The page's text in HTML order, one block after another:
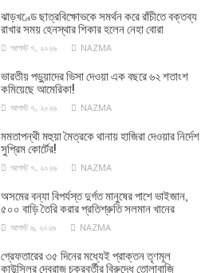
ঝাড়খণ্ডে ছাত্রবিক্ষোভকে সমর্থন করে রাঁচীতে বক্তব্য
রাখার সময় হেনস্থার শিকার হলেন নেহা বোরা
আগস্ট ৭, ২০২৬ NAZMA
ভারতীয় পড়ুয়াদের ভিসা দেওয়া এক বছরে ৬২ শতাংশ
কমিয়েছে আমেরিকা!
আগস্ট ৭, ২০২৬ NAZMA
মমতাপন্থী মহুয়া মৈত্রকে থানায় হাজিরা দেওয়ার নির্দেশ
সুপ্রিম কোর্টের!
আগস্ট ৭, ২০২৬ NAZMA
অসমের বন্যা বিপর্যস্ত দুর্গত মানুষের পাশে ভাইজান,
৫০০ বাড়ি তৈরি করার প্রতিশ্রুতি সলমান খানের
আগস্ট ৬, ২০২৬ NAZMA
গ্রেফতারের ৩৫ দিনের মধ্যেই প্রাক্তন তৃণমূল
কাউন্সিলর দেবরাজ চক্রবর্তীর বিরুদ্ধে তোলাবাজি